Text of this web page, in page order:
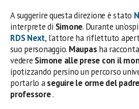
A suggerire questa direzione è stato
interprete di Simone. Durante
RDS Next, l’attore ha riflettuto
suo personaggio. Maupas ha
vedere Simone alle prese con il
ipotizzando persino un percorso
portarlo aseguire le orme del
professore.